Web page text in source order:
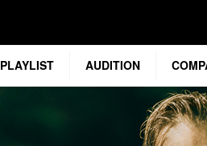
PLAYLIST AUDITION